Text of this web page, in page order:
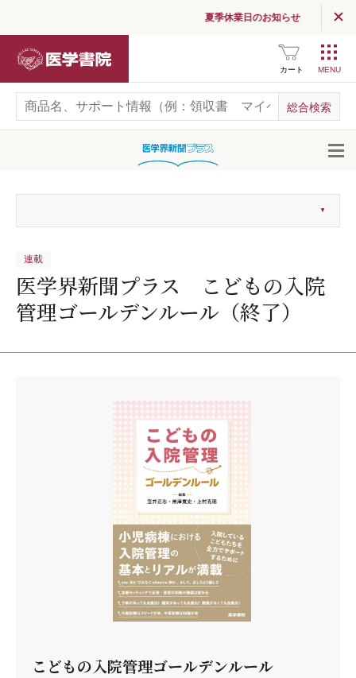
夏季休業日のお知らせ
カート
連載
医学界新聞プラス こどもの入院
管理ゴールデンルール（終了）
こどもの入院管理ゴールデンルール